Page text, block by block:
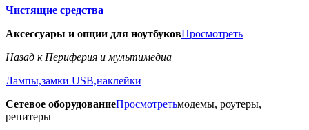
Чистящие средства
Аксессуары и опции для ноутбуковПросмотреть
Назад к Периферия и мультимедиа
Лампы,замки USB,наклейки
Сетевое оборудованиеПросмотретьмодемы, роутеры,
репитеры